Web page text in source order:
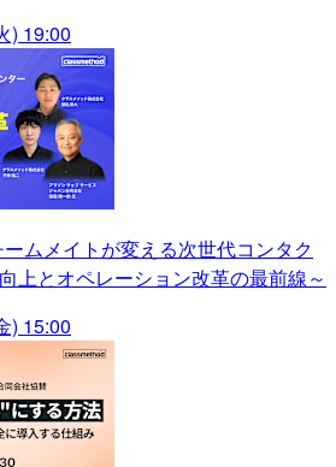
) 19:00
ームメイトが変える次世代コンタク
上とオペレーション改革の最前線～
) 15:00